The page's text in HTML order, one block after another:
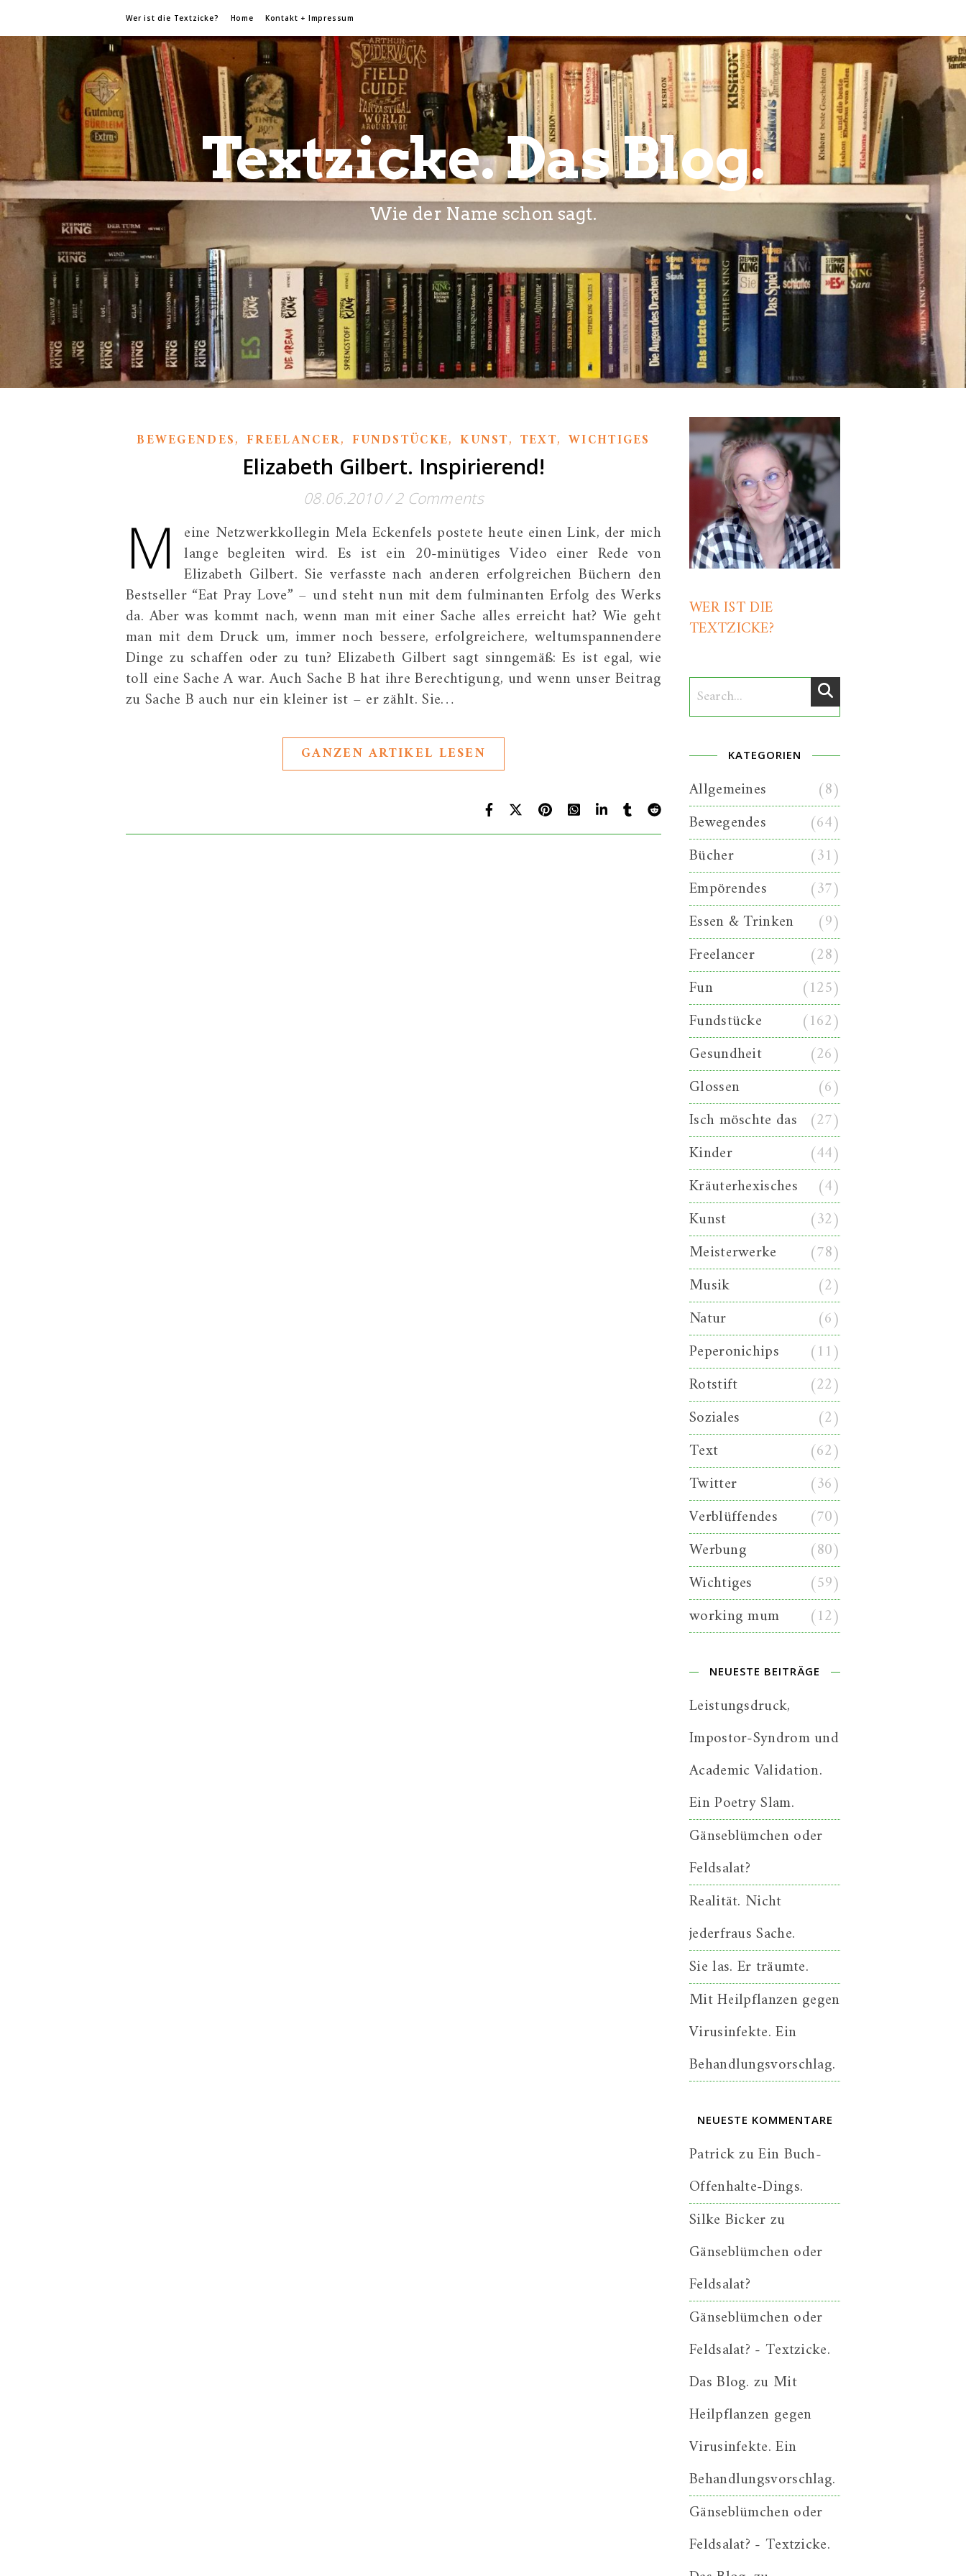
Wer ist die Textzicke? Home Kontakt + Impressum
Textzicke. Das Blog.
Wie der Name schon sagt.
BEWEGENDES,FREELANCER,FUNDSTÜCKE,KUNST, TEXT, WICHTIGES
Elizabeth Gilbert. Inspirierend!
08.06.2010/ 2 Comments
M eine Netzwerkkollegin Mela Eckenfels postete heute einen Link, der mich
lange begleiten wird. Es ist ein 20-minütiges Video einer Rede von
Elizabeth Gilbert. Sie verfasste nach anderen erfolgreichen Büchern den
Bestseller “Eat Pray Love” – und steht nun mit dem fulminanten Erfolg des Werks
da. Aber was kommt nach, wenn man mit einer Sache alles erreicht hat? Wie geht
man mit dem Druck um, immer noch bessere, erfolgreichere, weltumspannendere
Dinge zu schaffen oder zu tun? Elizabeth Gilbert sagt sinngemäß: Es ist egal, wie
toll eine Sache A war. Auch Sache B hat ihre Berechtigung, und wenn unser Beitrag
zu Sache B auch nur ein kleiner ist – er zählt. Sie…
GANZEN ARTIKEL LESEN
WER IST DIE
TEXTZICKE?
KATEGORIEN
Allgemeines
(8)
Bewegendes
(64)
Bücher
(31)
Empörendes
(37)
Essen & Trinken
(9)
Freelancer
(28)
Fun
(125)
Fundstücke
(162)
Gesundheit
(26)
Glossen
(6)
Isch möschte das (27)
Kinder
(44)
Kräuterhexisches
(4)
Kunst
(32)
Meisterwerke
(78)
Musik
(2)
Natur
(6)
Peperonichips
(11)
Rotstift
(22)
Soziales
(2)
Text
(62)
Twitter
(36)
Verblüffendes
(70)
Werbung
(80)
Wichtiges
(59)
working mum
(12)
NEUESTE BEITRÄGE
Leistungsdruck,
Impostor-Syndrom und
Academic Validation.
Ein Poetry Slam.
Gänseblümchen oder
Feldsalat?
Realität. Nicht
jederfraus Sache.
Sie las. Er träumte.
Mit Heilpflanzen gegen
Virusinfekte. Ein
Behandlungsvorschlag.
NEUESTE KOMMENTARE
PatrickzuEin Buch-
Offenhalte-Dings.
Silke Bickerzu
Gänseblümchen oder
Feldsalat?
Gänseblümchen oder
Feldsalat? - Textzicke.
Das Blog. zu Mit
Heilpflanzen gegen
Virusinfekte. Ein
Behandlungsvorschlag.
Gänseblümchen oder
Feldsalat? - Textzicke.